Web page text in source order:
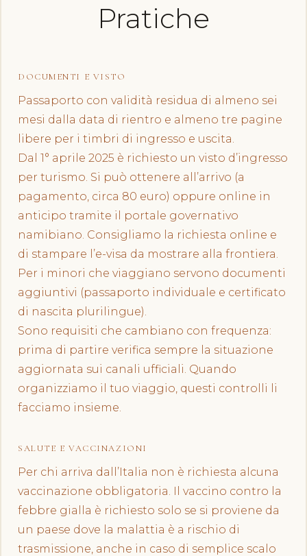
Pratiche
DOCUMENTI E VISTO
Passaporto con validità residua di almeno sei
mesi dalla data di rientro e almeno tre pagine
libere per i timbri di ingresso e uscita.
Dal 1° aprile 2025 è richiesto un visto d’ingresso
per turismo. Si può ottenere all’arrivo (a
pagamento, circa 80 euro) oppure online in
anticipo tramite il portale governativo
namibiano. Consigliamo la richiesta online e
di stampare l’e-visa da mostrare alla frontiera.
Per i minori che viaggiano servono documenti
aggiuntivi (passaporto individuale e certificato
di nascita plurilingue).
Sono requisiti che cambiano con frequenza:
prima di partire verifica sempre la situazione
aggiornata sui canali ufficiali. Quando
organizziamo il tuo viaggio, questi controlli li
facciamo insieme.
SALUTE E VACCINAZIONI
Per chi arriva dall’Italia non è richiesta alcuna
vaccinazione obbligatoria. Il vaccino contro la
febbre gialla è richiesto solo se si proviene da
un paese dove la malattia è a rischio di
trasmissione, anche in caso di semplice scalo